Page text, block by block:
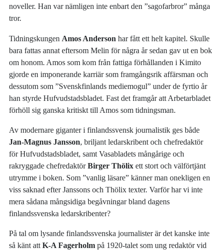
noveller. Han var nämligen inte enbart den ”sagofarbror” många
tror.
Tidningskungen Amos Anderson har fått ett helt kapitel. Skulle
bara fattas annat eftersom Melin för några år sedan gav ut en bok
om honom. Amos som kom från fattiga förhållanden i Kimito
gjorde en imponerande karriär som framgångsrik affärsman och
dessutom som ”Svenskfinlands mediemogul” under de fyrtio år
han styrde Hufvudstadsbladet. Fast det framgår att Arbetarbladet
förhöll sig ganska kritiskt till Amos som tidningsman.
Av modernare giganter i finlandssvensk journalistik ges både
Jan-Magnus Jansson, briljant ledarskribent och chefredaktör
för Hufvudstadsbladet, samt Vasabladets mångårige och
rakryggade chefredaktörBirger Thölix ett stort och välförtjänt
utrymme i boken. Som ”vanlig läsare” känner man onekligen en
viss saknad efter Janssons och Thölix texter. Varför har vi inte
mera sådana mångsidiga begåvningar bland dagens
finlandssvenska ledarskribenter?
På tal om lysande finlandssvenska journalister är det kanske inte
så känt attK-A Fagerholm på 1920-talet som ung redaktör vid